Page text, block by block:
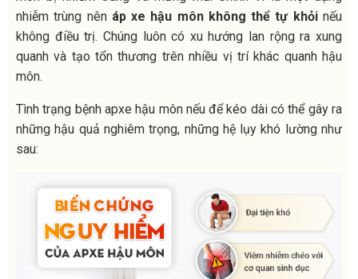
nhiễm trùng nên áp xe hậu môn không thể tự khỏinếu
không điều trị. Chúng luôn có xu hướng lan rộng ra xung
quanh và tạo tổn thương trên nhiều vị trí khác quanh hậu
môn.
Tình trạng bệnh apxe hậu môn nếu để kéo dài có thể gây ra
những hậu quả nghiêm trọng, những hệ lụy khó lường như
sau: